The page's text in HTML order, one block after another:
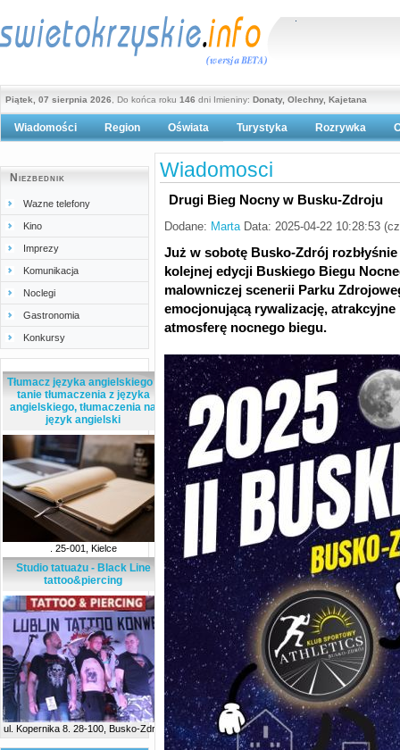
Piątek, 07 sierpnia 2026 , Do końca roku 146 dni Imieniny: Donaty, Olechny, Kajetana
Wiadomości Region Oświata Turystyka
Polityka prywatności
Rozrywka
Niezbednik
Wazne telefony
Kino
Imprezy
Komunikacja
Noclegi
Gastronomia
Konkursy
Tłumacz języka angielskiego -
tanie tłumaczenia z języka
angielskiego, tłumaczenia na
język angielski
. 25-001, Kielce
Studio tatuażu - Black Line
tattoo&piercing
ul. Kopernika 8. 28-100, Busko-Zdrój
Wiadomosci
Drugi Bieg Nocny w Busku-Zdroju
Dodane: MartaData: 2025-04-22 10:28:53
Już w sobotę Busko-Zdrój
kolejnej edycji Buskiego Biegu
malowniczej scenerii Parku
emocjonującą rywalizację,
atmosferę nocnego biegu.